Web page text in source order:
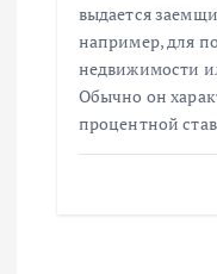
выдается
например, для
недвижимости
Обычно он
процентной